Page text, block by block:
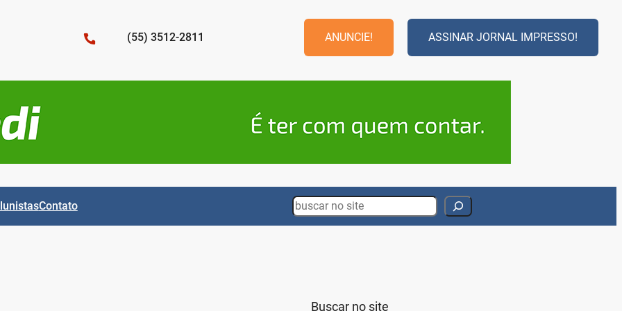
(55) 3512-2811 ANUNCIE! ASSINAR JORNAL IMPRESSO!
Contato Search
Buscar no site